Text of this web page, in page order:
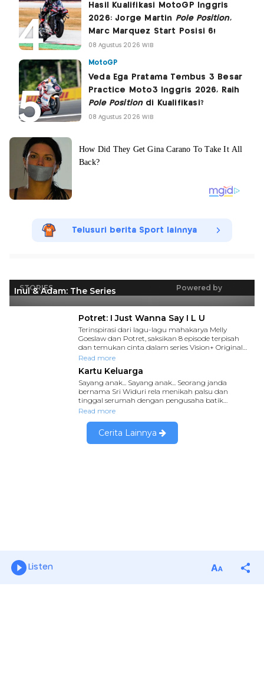
Hasil Kualifikasi MotoGP Inggris
2026: Jorge Martin Pole Position,
Marc Marquez Start Posisi 6!
08 Agustus 2026 WIB
MotoGP
Veda Ega Pratama Tembus 3 Besar
Practice Moto3 Inggris 2026, Raih
Pole Positiondi Kualifikasi?
08 Agustus 2026 WIB
Telusuri berita Sport lainnya
Listen